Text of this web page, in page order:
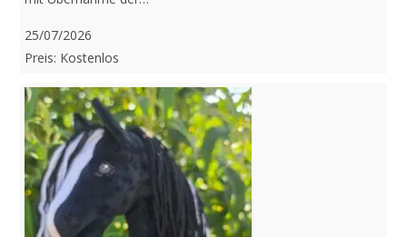
25/07/2026
Preis: Kostenlos